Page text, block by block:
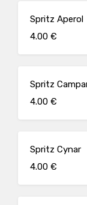
Spritz Aperol
4.00 €
Spritz
4.00 €
Spritz Cynar
4.00 €